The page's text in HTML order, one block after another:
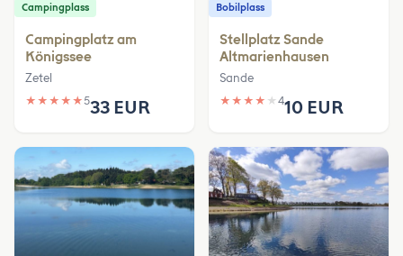
Campingplass
Campingplatz am
Königssee
Zetel
★ ★ ★ ★ ★533 EUR
Bobilplass
Stellplatz Sande
Altmarienhausen
Sande
★ ★ ★ ★ ★ 410 EUR